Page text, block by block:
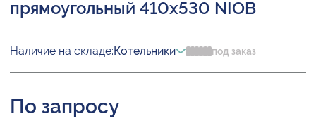
прямоугольный 410х530 NIOB
Наличие на складе:Котельники под заказ
По запросу